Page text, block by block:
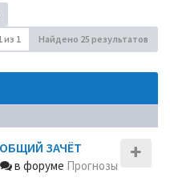
из 1 Найдено 25 результатов
ОБЩИЙ ЗАЧЁТ
в форуме Прогнозы